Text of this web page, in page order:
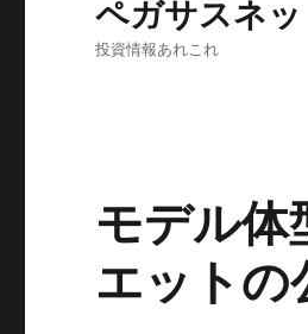
ペガサスネッ
投資情報あれこれ
モデル
エット